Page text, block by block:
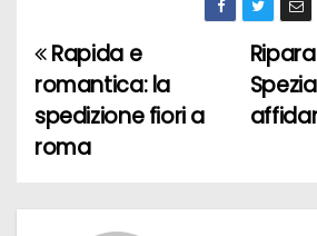
N
a
v
i
Rapida e
romantica: la
spedizione fiori a
roma